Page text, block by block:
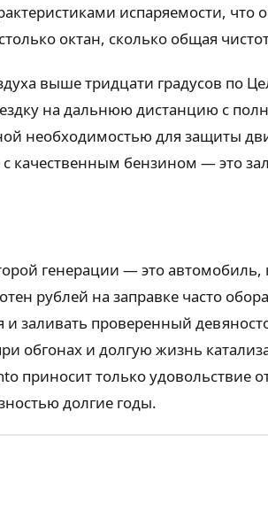
испаряемости, что
октан, сколько общая
выше тридцати градусов по
на дальнюю дистанцию с
необходимостью для защиты
качественным бензином — это
генерации — это
рублей на заправке часто
заливать проверенный
обгонах и долгую жизнь
приносит только
долгие годы.